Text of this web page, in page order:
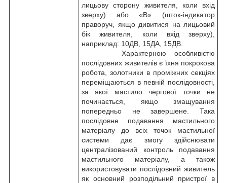
лицьову сторону живителя, коли вхід
зверху) або «В» (шток-індикатор
праворуч, якщо дивитися на лицьовий
бік живителя, коли вхід зверху),
наприклад: 10ДВ, 15ДА, 15ДВ.
Характерною особливістю
послідовних живителів є їхня покрокова
робота, золотники в проміжних секціях
переміщаються в певній послідовності,
за якої мастило чергової точки не
починається, якщо змащування
попередньо не завершене. Така
послідовне подавання мастильного
матеріалу до всіх точок мастильної
системи дає змогу здійснювати
централізований контроль подавання
мастильного матеріалу, а також
використовувати послідовний живитель
як основний розподільний пристрої в